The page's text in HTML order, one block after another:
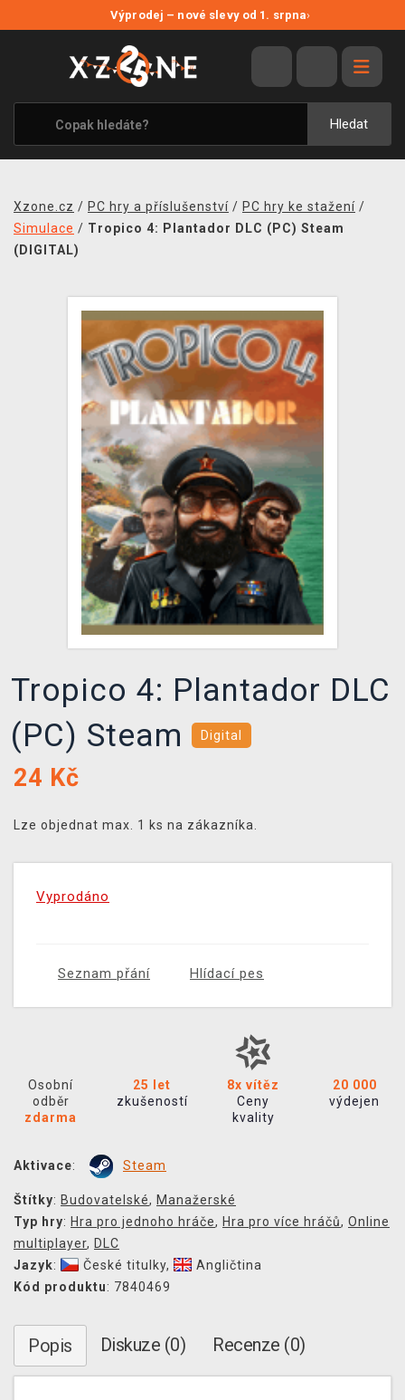
Výprodej – nové slevy od 1. srpna›
Hledat
VÝPRODEJ
VIDEOHRY
XZONE ORIGINALS
TÉMATIKY
MERCHANDISE
KONTAKT
PRODEJNY
DOPRAVA
XZONE KLUB
TCG & BOARDGAME HUB
VÝKUP HER (BAZAR)
Xzone.cz / PC hry a příslušenství / PC hry ke stažení /
Simulace / Tropico 4: Plantador DLC (PC) Steam
(DIGITAL)
Tropico 4: Plantador DLC
(PC) Steam
Digital
24 Kč
Lze objednat max. 1 ks na zákazníka.
Vyprodáno
Seznam přání Hlídací pes
Osobní
odběr
zdarma
25 let
zkušeností
8x vítěz
Ceny
kvality
20 000
výdejen
Aktivace: Steam
Štítky: Budovatelské, Manažerské
Typ hry: Hra pro jednoho hráče, Hra pro více hráčů, Online
multiplayer, DLC
Jazyk: České titulky,
Angličtina
Kód produktu: 7840469
Popis Diskuze (0) Recenze (0)